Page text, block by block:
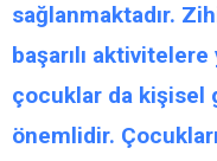
sağlanmaktadır.
başarılı
çocuklar da kişisel
önemlidir.